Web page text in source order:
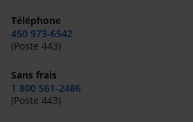
Téléphone
450 973-6542
(Poste 443)
Sans frais
1 800 561-2486
(Poste 443)